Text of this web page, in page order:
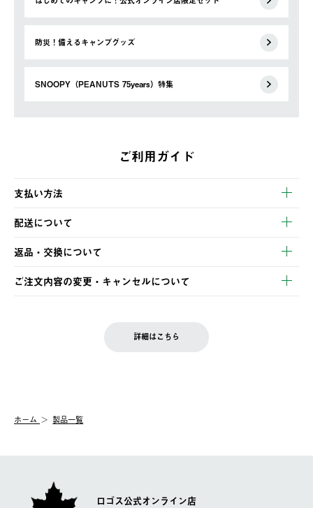
防災！備えるキャンプグッズ
SNOOPY（PEANUTS 75years）特集
ご利用ガイド
支払い方法
以下のいずれかの方法でお支払いいただけます。
・クレジットカード決済
・コンビニ決済
・Pay-easy決済
配送について
【発送スケジュール】
ご注文・ご入金完了より2営業日以内に商品を発送いたします。
土日祝の発送はございませんので、木曜日以降のご注文は週明け
の発送となる場合がございます。
【配送業者】
佐川急便にて配送されます。
返品・交換について
※お客様都合の場合
お客様都合の返品にかかる送料は、お客様ご負担とさせていただ
一度お手元の商品を返品いただき、ご希望商品を再注文してくだ
ご注文内容の変更・キャンセルについて
LOGOS FAMILY会員の方は、会員マイページ内 購入履歴画面に
詳細はこちら
ホーム 製品一覧
ロゴス公式オンライン店